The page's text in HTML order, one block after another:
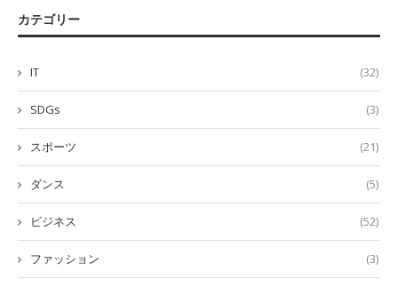
カテゴリー
IT (32)
SDGs (3)
スポーツ (21)
ダンス (5)
ビジネス (52)
ファッション (3)